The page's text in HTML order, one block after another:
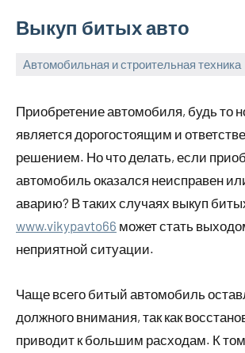
Выкуп битых авто
Автомобильная и строительная техника
2023
Приобретение автомобиля, будь то
является дорогостоящим и
решением. Но что делать, если
автомобиль оказался неисправен
аварию? В таких случаях выкуп
www.vikypavto66 может стать
неприятной ситуации.
Чаще всего битый автомобиль
должного внимания, так как
приводит к большим расходам. К